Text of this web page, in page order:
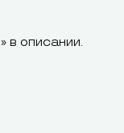
в описании.